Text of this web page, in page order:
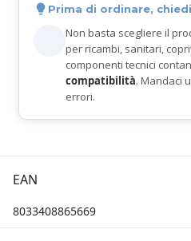
Prima di ordinare,
Non basta scegliere il
per ricambi, sanitari,
componenti tecnici
compatibilità. Mandaci
errori.
EAN
8033408865669